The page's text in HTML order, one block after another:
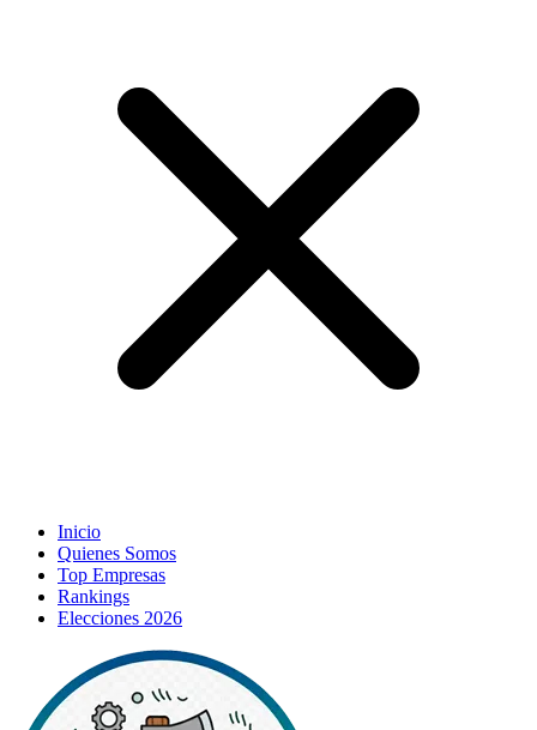
Inicio
Quienes Somos
Top Empresas
Rankings
Elecciones 2026